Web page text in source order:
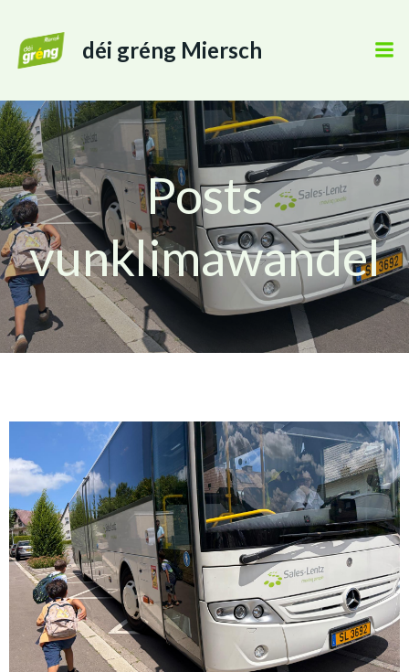
déi gréng Miersch
Posts
vunklimawandel